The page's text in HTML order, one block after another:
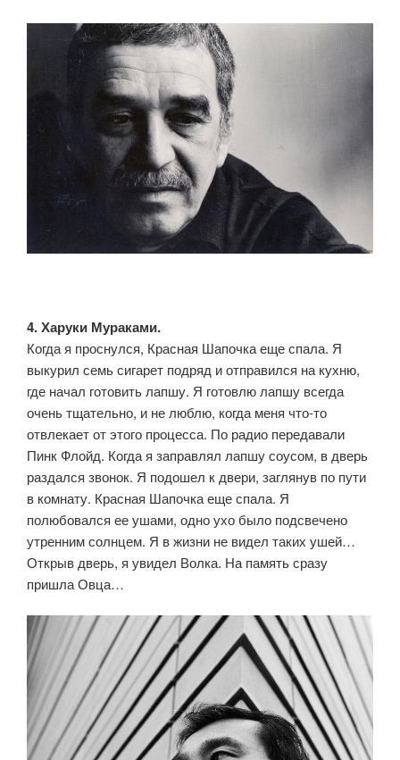
4. Харуки Мураками.
Когда я проснулся, Красная Шапочка еще спала. Я
выкурил семь сигарет подряд и отправился на кухню,
где начал готовить лапшу. Я готовлю лапшу всегда
очень тщательно, и не люблю, когда меня что-то
отвлекает от этого процесса. По радио передавали
Пинк Флойд. Когда я заправлял лапшу соусом, в дверь
раздался звонок. Я подошел к двери, заглянув по пути
в комнату. Красная Шапочка еще спала. Я
полюбовался ее ушами, одно ухо было подсвечено
утренним солнцем. Я в жизни не видел таких ушей…
Открыв дверь, я увидел Волка. На память сразу
пришла Овца…